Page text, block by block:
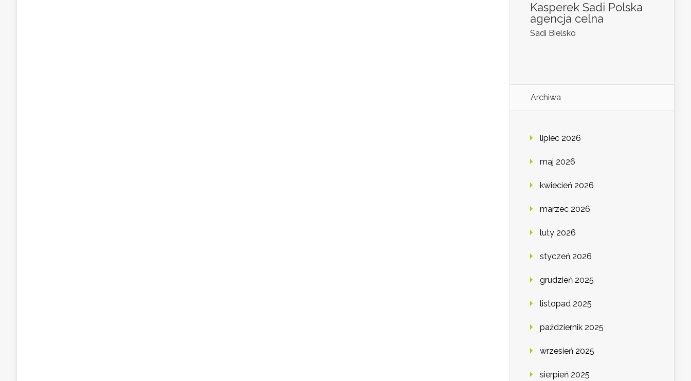
Kasperek Sadi Polska
agencja celna
Sadi Bielsko
Archiwa
lipiec 2026
maj 2026
kwiecień 2026
marzec 2026
luty 2026
styczeń 2026
grudzień 2025
listopad 2025
październik 2025
wrzesień 2025
sierpień 2025